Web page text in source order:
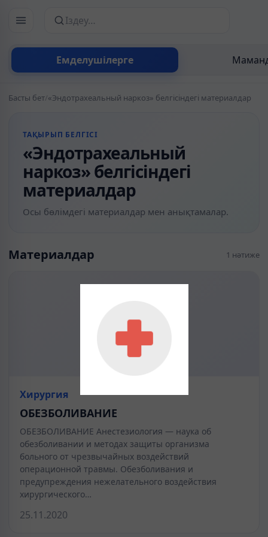
Емделушілерге
Сайттан іздеу
Басты бет/«Эндотрахеальный наркоз» белгісіндегі материалдар
ТАҚЫРЫП БЕЛГІСІ
«Эндотрахеальный
наркоз» белгісіндегі
материалдар
Осы бөлімдегі материалдар мен анықтамалар.
Материалдар 1 нәтиже
Хирургия
ОБЕЗБОЛИВАНИЕ
ОБЕЗБОЛИВАНИЕ Анестезиология — наука об
обезболивании и методах защиты организма
больного от чрезвычайных воздействий
операционной травмы. Обезболивания и
предупреждения нежелательного воздействия
хирургического…
25.11.2020